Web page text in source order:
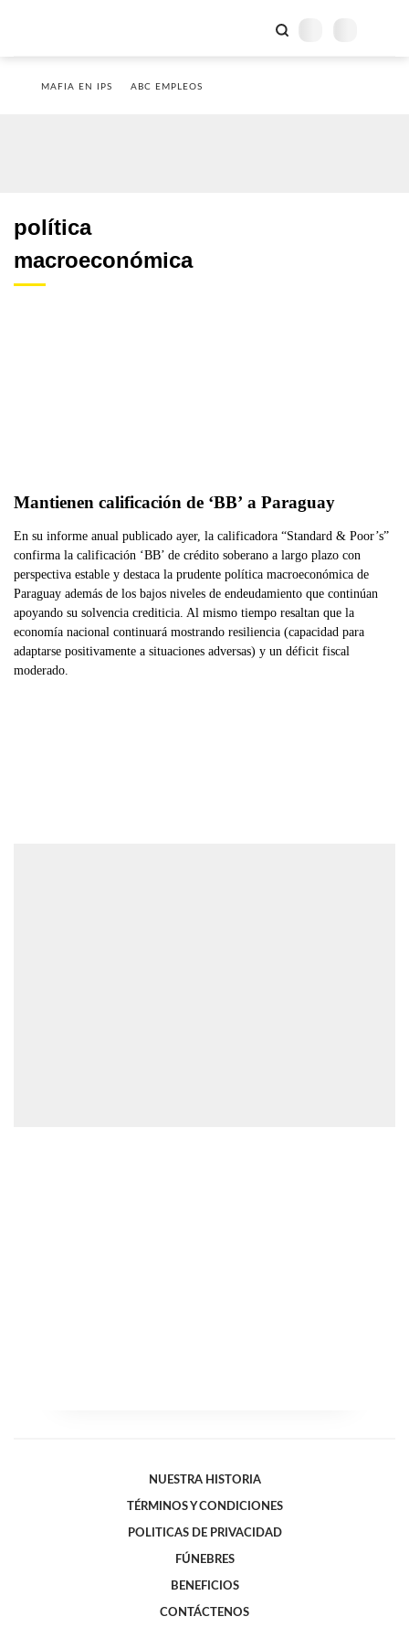
MAFIA EN IPS ABC EMPLEOS
política
macroeconómica
Mantienen calificación de ‘BB’ a Paraguay
En su informe anual publicado ayer, la calificadora “Standard & Poor’s”
confirma la calificación ‘BB’ de crédito soberano a largo plazo con
perspectiva estable y destaca la prudente política macroeconómica de
Paraguay además de los bajos niveles de endeudamiento que continúan
apoyando su solvencia crediticia. Al mismo tiempo resaltan que la
economía nacional continuará mostrando resiliencia (capacidad para
adaptarse positivamente a situaciones adversas) y un déficit fiscal
moderado.
NUESTRA HISTORIA
TÉRMINOS Y CONDICIONES
POLITICAS DE PRIVACIDAD
FÚNEBRES
BENEFICIOS
CONTÁCTENOS